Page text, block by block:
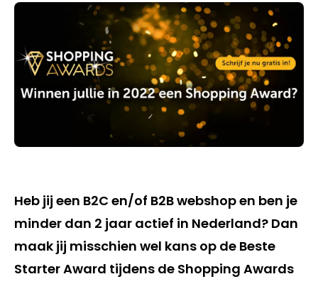
Heb jij een B2C en/of B2B webshop en ben je
minder dan 2 jaar actief in Nederland? Dan
maak jij misschien wel kans op de Beste
Starter Award tijdens de Shopping Awards